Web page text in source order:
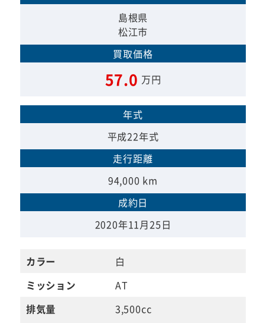
島根県
松江市
買取価格
57.0 万円
年式
平成22年式
走行距離
94,000 km
成約日
2020年11月25日
カラー
白
ミッション
AT
排気量
3,500cc